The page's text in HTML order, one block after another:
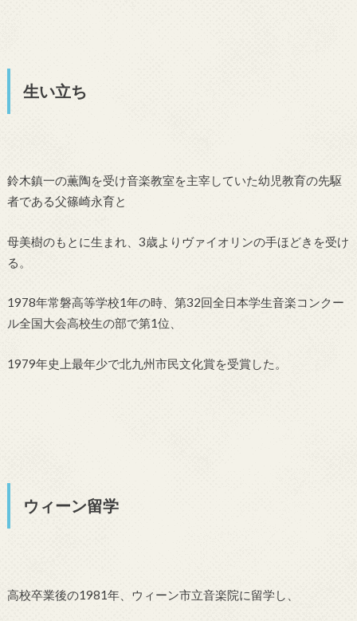
生い立ち
鈴木鎮一の薫陶を受け音楽教室を主宰していた幼児教育の先駆
者である父篠崎永育と
母美樹のもとに生まれ、3歳よりヴァイオリンの手ほどきを受け
る。
1978年常磐高等学校1年の時、第32回全日本学生音楽コンクー
ル全国大会高校生の部で第1位、
1979年史上最年少で北九州市民文化賞を受賞した。
ウィーン留学
高校卒業後の1981年、ウィーン市立音楽院に留学し、